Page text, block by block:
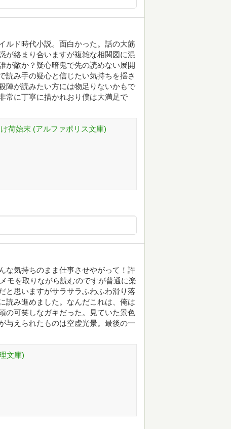
ルド時代小説。面白かった。話の大筋
が絡まり合いますが複雑な相関図に混
が敵か？疑心暗鬼で先の読めない展開
読み手の疑心と信じたい気持ちを揺さ
陣が読みたい方には物足りないかもで
常に丁寧に描かれおり僕は大満足で
荷始末 (アルファポリス文庫)
な気持ちのまま仕事させやがって！許
モを取りながら読むのですが普通に楽
と思いますがサラサラふわふわ滑り落
読み進めました。なんだこれは、俺は
の可笑しなガキだった。見ていた景色
与えられたものは空虚光景。最後の一
文庫)